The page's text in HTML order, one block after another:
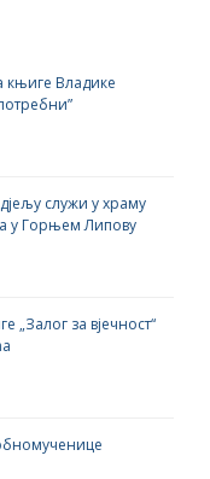
књиге Владике
служи у храму
у Горњем Липову
„Залог за вјечност“